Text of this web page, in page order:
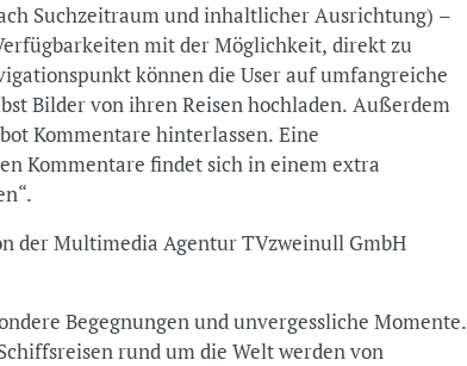
Suchzeitraum und inhaltlicher Ausrichtung) –
mit der Möglichkeit, direkt zu
können die User auf umfangreiche
Bilder von ihren Reisen hochladen. Außerdem
Kommentare hinterlassen. Eine
Kommentare findet sich in einem extra
der Multimedia Agentur TVzweinull GmbH
Begegnungen und unvergessliche Momente.
rund um die Welt werden von